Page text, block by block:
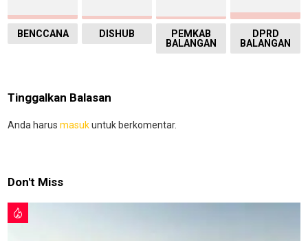
BENCCANA DISHUB
PEMKAB
BALANGAN
DPRD
BALANGAN
Tinggalkan Balasan
Anda harus masukuntuk berkomentar.
Don't Miss